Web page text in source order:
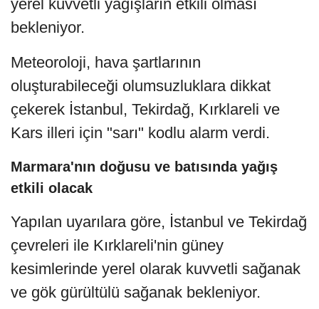
yerel kuvvetli yağışların etkili olması
bekleniyor.
Meteoroloji, hava şartlarının
oluşturabileceği olumsuzluklara dikkat
çekerek İstanbul, Tekirdağ, Kırklareli ve
Kars illeri için "sarı" kodlu alarm verdi.
Marmara'nın doğusu ve batısında yağış
etkili olacak
Yapılan uyarılara göre, İstanbul ve Tekirdağ
çevreleri ile Kırklareli'nin güney
kesimlerinde yerel olarak kuvvetli sağanak
ve gök gürültülü sağanak bekleniyor.